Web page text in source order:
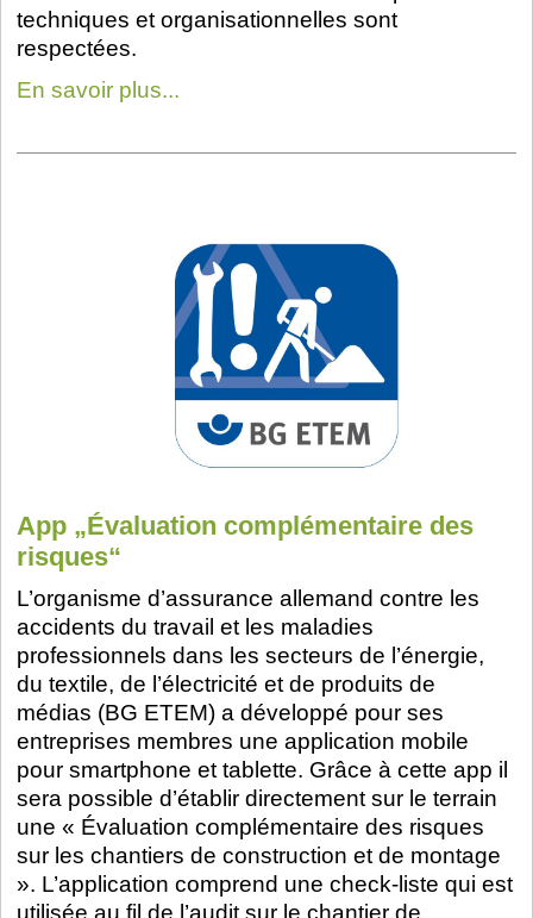
techniques et organisationnelles sont
respectées.
En savoir plus...
App „Évaluation complémentaire des
risques“
L’organisme d’assurance allemand contre les
accidents du travail et les maladies
professionnels dans les secteurs de l’énergie,
du textile, de l’électricité et de produits de
médias (BG ETEM) a développé pour ses
entreprises membres une application mobile
pour smartphone et tablette. Grâce à cette app il
sera possible d’établir directement sur le terrain
une « Évaluation complémentaire des risques
sur les chantiers de construction et de montage
». L’application comprend une check-liste qui est
utilisée au fil de l’audit sur le chantier de